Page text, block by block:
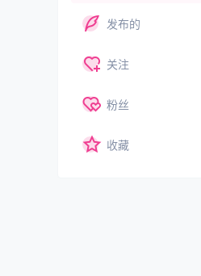
发布的
关注
粉丝
收藏